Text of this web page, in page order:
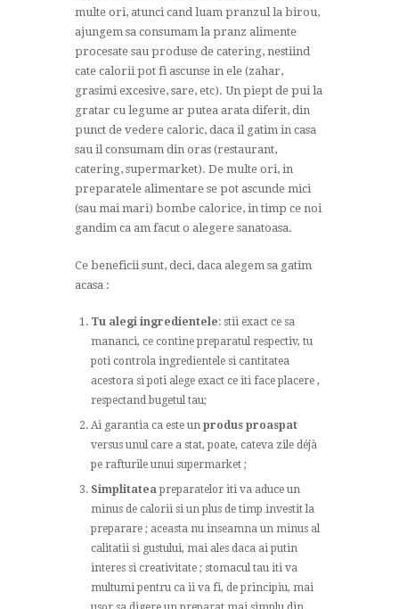
multe ori, atunci cand luam pranzul la birou,
ajungem sa consumam la pranz alimente
procesate sau produse de catering, nestiind
cate calorii pot fi ascunse in ele (zahar,
grasimi excesive, sare, etc). Un piept de pui la
gratar cu legume ar putea arata diferit, din
punct de vedere caloric, daca il gatim in casa
sau il consumam din oras (restaurant,
catering, supermarket). De multe ori, in
preparatele alimentare se pot ascunde mici
(sau mai mari) bombe calorice, in timp ce noi
gandim ca am facut o alegere sanatoasa.
Ce beneficii sunt, deci, daca alegem sa gatim
acasa :
Tu alegi ingredientele: stii exact ce sa
mananci, ce contine preparatul respectiv, tu
poti controla ingredientele si cantitatea
acestora si poti alege exact ce iti face placere ,
respectand bugetul tau;
Ai garantia ca este un produs proaspat
versus unul care a stat, poate, cateva zile déjà
pe rafturile unui supermarket ;
Simplitateapreparatelor iti va aduce un
minus de calorii si un plus de timp investit la
preparare ; aceasta nu inseamna un minus al
calitatii si gustului, mai ales daca ai putin
interes si creativitate ; stomacul tau iti va
multumi pentru ca ii va fi, de principiu, mai